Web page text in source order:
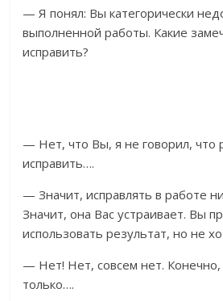
— Я понял: Вы категорически
выполненной работы. Какие
исправить?
— Нет, что Вы, я не говорил, что
исправить….
— Значит, исправлять в работе
Значит, она Вас устраивает. Вы
использовать результат, но не
— Нет! Нет, совсем нет.
только….